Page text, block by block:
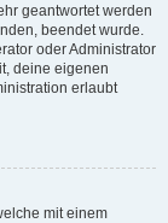
geantwortet werden
beendet wurde.
oder Administrator
deine eigenen
erlaubt
mit einem